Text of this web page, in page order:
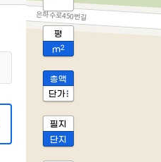
평
m2
총액
단가
필지
단지